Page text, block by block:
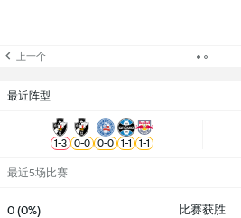
上一个
最近阵型
1-3 0-0 0-0 1-1 1-1
最近5场比赛
0 (0%) 比赛获胜